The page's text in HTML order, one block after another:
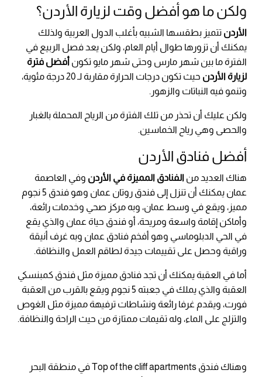
ولكن ما هو أفضل وقت لزيارة الأردن؟
الأردن تتميز بطقسها الشبيه بأغلب الدول العربية ولذلك
يمكنك أن تزورها طوال أيام العام، ولكن يعد فصل الربيع في
الفترة ما بين شهر مارس وحتى شهر مايو تكون أفضل فترة
لزيارة الأردن
حيث تكون درجات الحرارة مقاربة لـ 20 درجة مئوية،
وتنمو فيه النباتات والزهور.
ولكن عليك أن تحذر من تلك الفترة من الرياح المحملة بالغبار
والحصى وهي رياح الخماسين.
أفضل فنادق الأردن
هناك العديد من الفنادق المميزة في الأردن وفي العاصمة
عمان يمكنك أن تنزل إلى فندق روتان عمان وهو فندق 5 نجوم
مميز، ويقع في وسط عمان، وبه مركز صحي وخدمات رائعة،
وأماكن إقامة واسعة ومريحة، أو فندق حياة عمان والذي يقع
في الحي الدبلوماسي وهو أفخم فنادق عمان وبه غرف أنيقة
وراقية وحصل على تقييمات جيدة لطاقم العمل والنظافة.
أما في العقبة يمكنك أن تجد فنادق مميزة مثل فندق كمبنسكي
العقبة والذي يملك في جعبته 5 نجوم ويقع بالقرب من العقبة
فورت، ويقدم غرفا رائعة ونشاطات ترفيهة مميزة مثل الغوص
والتزلج على الماء، وله تقيمات ممتازة من حيث الراحة والنظافة.
وهناك فندق Top of the cliff apartments في منطقة البحر